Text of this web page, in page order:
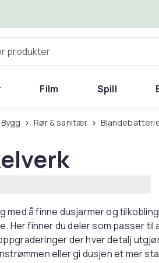
Film Spill
Bygg Rør & sanitær
med å finne dusjarmer og
Her finner du deler som passer
der hver detalj
eller gi dusjen et mer